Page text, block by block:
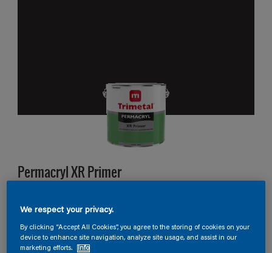
Permacryl XR Primer
W0.05.08
Kleur wijzigen
We respect your privacy.
By clicking “Accept All Cookies”, you agree to the storing of cookies on your
device to enhance site navigation, analyze site usage, and assist in our
marketing efforts.
Info